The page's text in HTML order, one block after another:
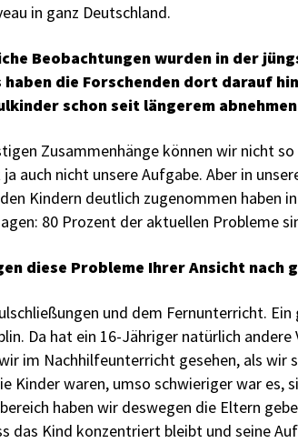
in ganz Deutschland.
Beobachtungen wurden in der
die Forschenden dort darauf
schon seit längerem
Zusammenhänge können wir nicht
auch nicht unsere Aufgabe. Aber in
Kindern deutlich zugenommen haben
80 Prozent der aktuellen Probleme
diese Probleme Ihrer Ansicht nach
und dem Fernunterricht.
Da hat ein 16-Jähriger natürlich
im Nachhilfeunterricht gesehen, als wir
Kinder waren, umso schwieriger war es,
haben wir deswegen die Eltern
das Kind konzentriert bleibt und seine